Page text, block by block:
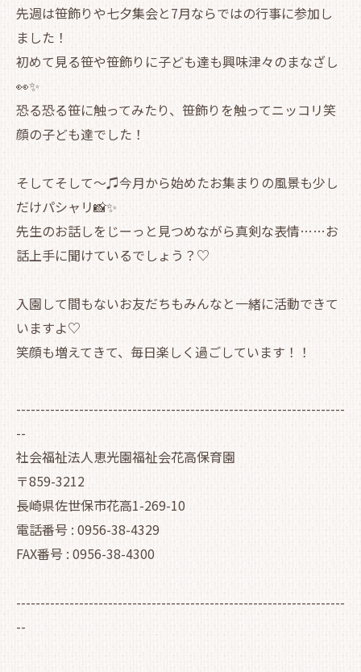
先週は笹飾りや七夕集会と7月ならではの行事に参加し
ました！
初めて見る笹や笹飾りに子ども達も興味津々のまなざし
👀✨
恐る恐る笹に触ってみたり、笹飾りを触ってニッコリ笑
顔の子ども達でした！
そしてそして～♫今月から始めたお集まりの風景も少し
だけパシャリ📸✨
先生のお話しをじーっと見つめながら真剣な表情……お
話上手に聞けているでしょう？♡
入園して間もないお友だちもみんなと一緒に活動できて
いますよ♡
笑顔も増えてきて、毎日楽しく過ごしています！！
--------------------------------------------------------------------
--
社会福祉法人恵光園福祉会花高保育園
〒859-3212
長崎県佐世保市花高1-269-10
電話番号 : 0956-38-4329
FAX番号 : 0956-38-4300
--------------------------------------------------------------------
--